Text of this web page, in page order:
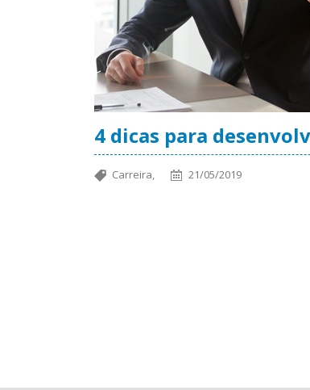
4 dicas para
Carreira, 21/05/2019